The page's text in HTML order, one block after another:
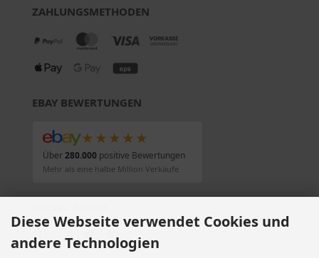
ZAHLUNGSMETHODEN
EBAY BEWERTUNGEN
★★★★★
Über280.000positive Bewertungen
Mehr als eine halbe Million Verkäufe
Diese Webseite verwendet Cookies und
andere Technologien